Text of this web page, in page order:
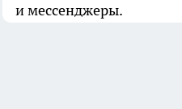
и мессенджеры.